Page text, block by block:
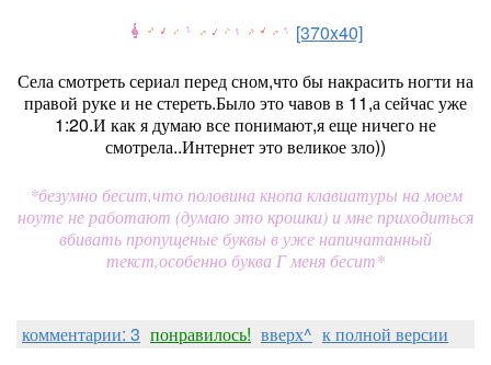
[370x40]
Села смотреть сериал перед сном,что бы накрасить ногти на
правой руке и не стереть.Было это чавов в 11,а сейчас уже
1:20.И как я думаю все понимают,я еще ничего не
смотрела..Интернет это великое зло))
*безумно бесит,что половина кнопа клавиатуры на моем
ноуте не работают (думаю это крошки) и мне приходиться
вбивать пропущеные буквы в уже напичатанный
текст,особенно буква Г меня бесит*
комментарии: 3 понравилось! вверх^ к полной версии